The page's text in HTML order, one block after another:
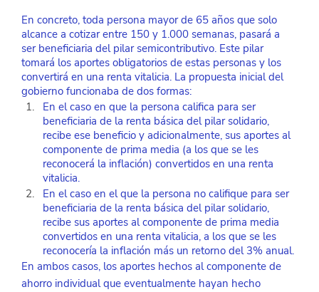
En concreto, toda persona mayor de 65 años que solo
alcance a cotizar entre 150 y 1.000 semanas, pasará a
ser beneficiaria del pilar semicontributivo. Este pilar
tomará los aportes obligatorios de estas personas y los
convertirá en una renta vitalicia. La propuesta inicial del
gobierno funcionaba de dos formas:
En el caso en que la persona califica para ser
beneficiaria de la renta básica del pilar solidario,
recibe ese beneficio y adicionalmente, sus aportes al
componente de prima media (a los que se les
reconocerá la inflación) convertidos en una renta
vitalicia.
En el caso en el que la persona no califique para ser
beneficiaria de la renta básica del pilar solidario,
recibe sus aportes al componente de prima media
convertidos en una renta vitalicia, a los que se les
reconocería la inflación más un retorno del 3% anual.
En ambos casos, los aportes hechos al componente de
ahorro individual que eventualmente hayan hecho